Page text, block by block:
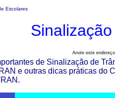
Escolares
Anote este
de Sinalização de
e outras dicas práticas do